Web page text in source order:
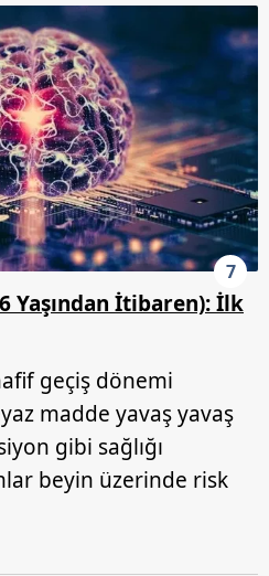
7
Yaşından İtibaren): İlk
geçiş dönemi
madde yavaş yavaş
gibi sağlığı
beyin üzerinde risk